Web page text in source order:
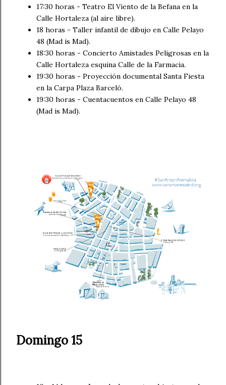
17:30 horas - Teatro El Viento de la Befana en la
Calle Hortaleza (al aire libre).
18 horas - Taller infantil de dibujo en Calle Pelayo
48 (Mad is Mad).
18:30 horas - Concierto Amistades Peligrosas en la
Calle Hortaleza esquina Calle de la Farmacia.
19:30 horas - Proyección documental Santa Fiesta
en la Carpa Plaza Barceló.
19:30 horas - Cuentacuentos en Calle Pelayo 48
(Mad is Mad).
Domingo 15